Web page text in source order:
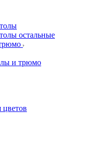
остальные
и трюмо
цветов